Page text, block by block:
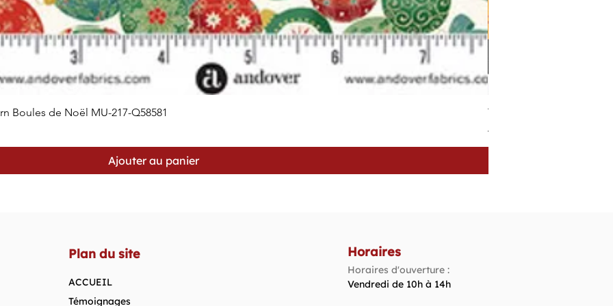
Aperçu rapide
Boules de Noël MU-217-Q58581
Ajouter au panier
Tissu Patchwork Fond
Prix
4,40 €
Plan du site
ACCUEIL
Témoignages
Horaires
Horaires d'ouverture :
Vendredi de 10h à 14h​